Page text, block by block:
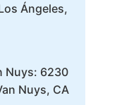
Ángeles,
Nuys: 6230
Nuys, CA